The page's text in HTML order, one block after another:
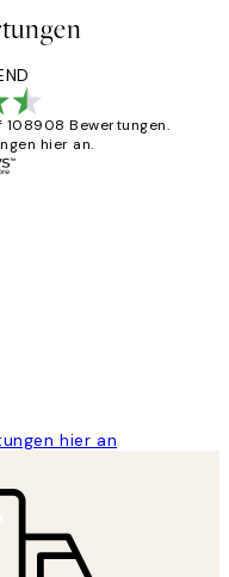
108908 Bewertungen.
hier an.
hier an